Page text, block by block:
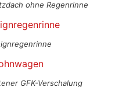
ohne Regenrinne
GFK-Verschalung